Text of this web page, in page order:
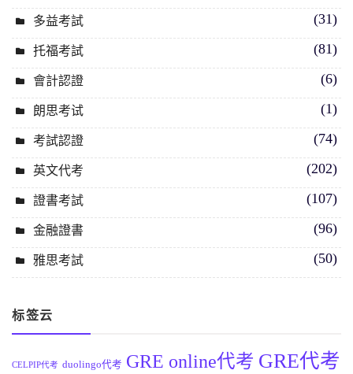
多益考試 (31)
托福考試 (81)
會計認證 (6)
朗思考试 (1)
考試認證 (74)
英文代考 (202)
證書考試 (107)
金融證書 (96)
雅思考試 (50)
标签云
CELPIP代考 duolingo代考 GRE online代考 GRE代考